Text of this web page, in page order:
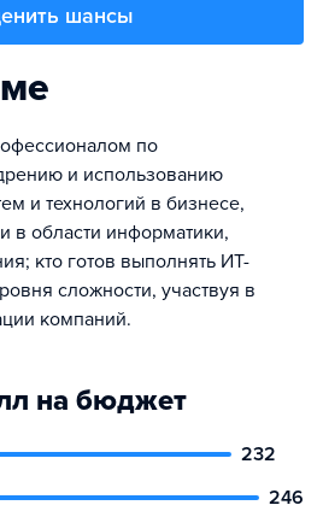
шансы
по
и использованию
и технологий в бизнесе,
области информатики,
кто готов выполнять ИТ-
сложности, участвуя в
компаний.
на бюджет
232
246